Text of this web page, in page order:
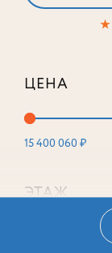
★
ЦЕНА
15 400 060 ₽
ЭТАЖ